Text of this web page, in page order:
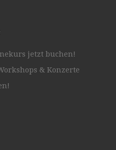
jetzt buchen!
& Konzerte